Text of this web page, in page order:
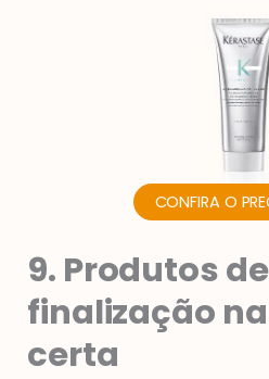
CONFIRA O
9. Produtos de
finalização
certa